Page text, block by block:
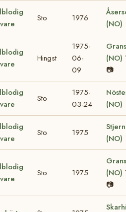
Sto 1976
(NO)
Hingst
1975-
06-
09
(NO)
📷
Sto
1975-
03-24
(NO)
Sto 1975
(NO)
Sto 1975
(NO)
📷